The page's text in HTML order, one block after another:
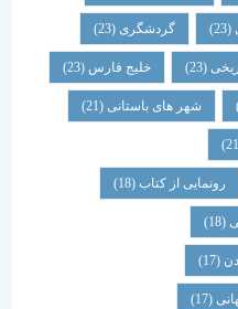
گردشگری (23)
خلیج فارس(23)
های باستانی (21)
از کتاب (18)